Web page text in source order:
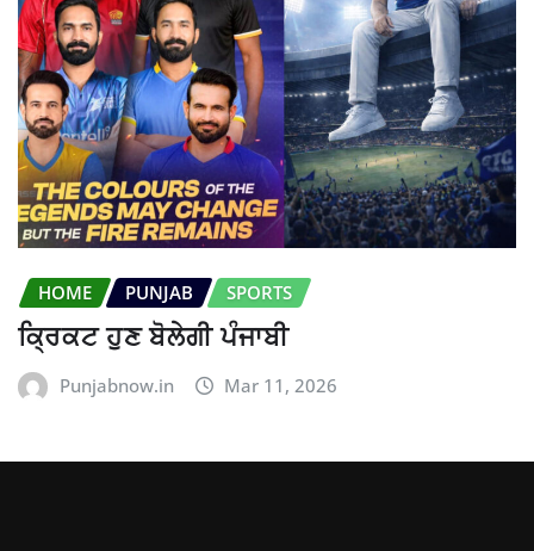
HOME PUNJAB SPORTS
ਕ੍ਰਿਕਟ ਹੁਣ ਬੋਲੇਗੀ ਪੰਜਾਬੀ
Punjabnow.in Mar 11, 2026